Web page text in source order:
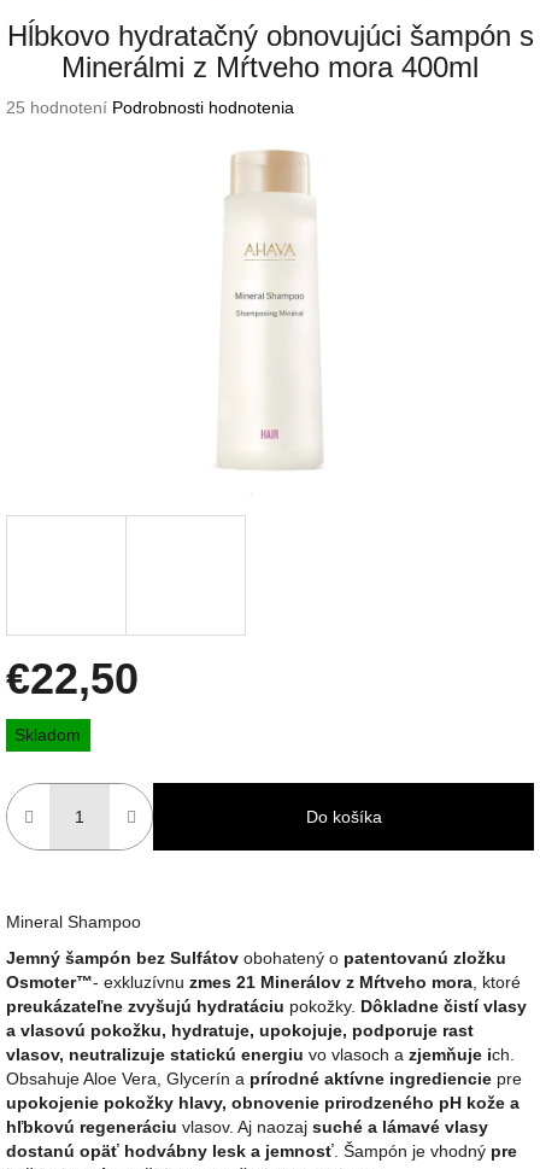
Hĺbkovo hydratačný obnovujúci šampón s
Minerálmi z Mŕtveho mora 400ml
Priemerné
25 hodnotení Podrobnosti hodnotenia
€22,50
Jednotková
cena:
Skladom
Do košíka
Mineral Shampoo
Jemný šampón bez Sulfátov obohatený o patentovanú zložku
Osmoter™- exkluzívnu zmes 21 Minerálov z Mŕtveho mora, ktoré
preukázateľne zvyšujú hydratáciu pokožky. Dôkladne čistí vlasy
a vlasovú pokožku, hydratuje, upokojuje, podporuje rast
vlasov, neutralizuje statickú energiu vo vlasoch a zjemňuje ich.
Obsahuje Aloe Vera, Glycerín a prírodné aktívne ingrediencie pre
upokojenie pokožky hlavy, obnovenie prirodzeného pH kože a
hľbkovú regeneráciu vlasov. Aj naozaj suché a lámavé vlasy
dostanú opäť hodvábny lesk a jemnosť. Šampón je vhodný pre